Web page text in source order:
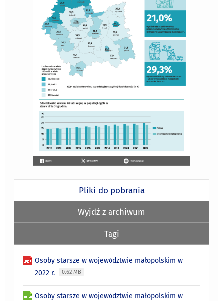
Pliki do pobrania
Wyjdź z archiwum
Tagi
Osoby starsze w województwie małopolskim w
2022 r.
0.62 MB
Osoby starsze w województwie małopolskim w